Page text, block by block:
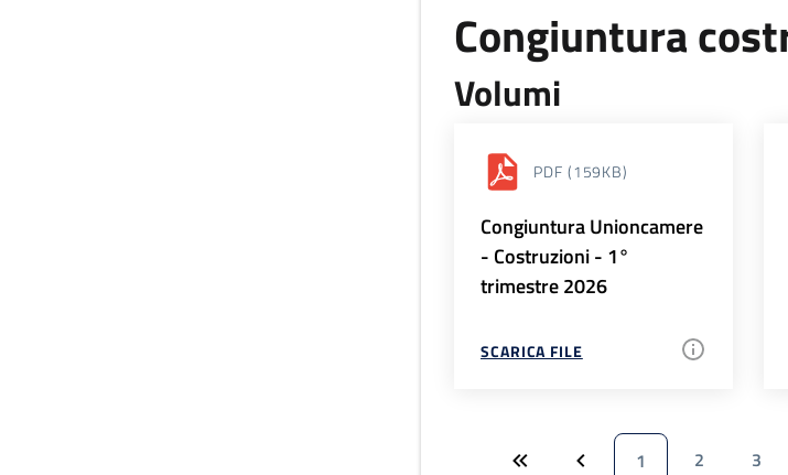
Congiuntura
Volumi
PDF (159KB)
Congiuntura Unioncamere
- Costruzioni - 1°
trimestre 2026
SCARICA FILE
1 2 3